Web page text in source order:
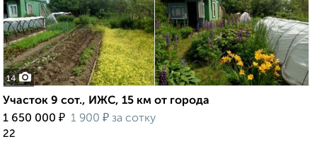
14
Участок 9 сот., ИЖС, 15 км от города
1 650 000 ₽ 1 900 ₽ за сотку
22